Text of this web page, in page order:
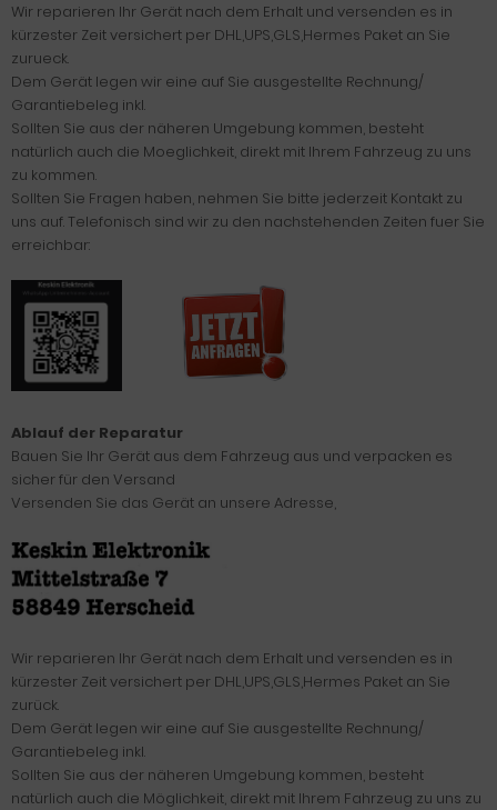
Wir reparieren Ihr Gerät nach dem Erhalt und versenden es in
kürzester Zeit versichert per DHL,UPS,GLS,Hermes Paket an Sie
zurueck.
Dem Gerät legen wir eine auf Sie ausgestellte Rechnung/
Garantiebeleg inkl.
Sollten Sie aus der näheren Umgebung kommen, besteht
natürlich auch die Moeglichkeit, direkt mit Ihrem Fahrzeug zu uns
zu kommen.
Sollten Sie Fragen haben, nehmen Sie bitte jederzeit Kontakt zu
uns auf. Telefonisch sind wir zu den nachstehenden Zeiten fuer Sie
erreichbar:
Ablauf der Reparatur
Bauen Sie Ihr Gerät aus dem Fahrzeug aus und verpacken es
sicher für den Versand
Versenden Sie das Gerät an unsere Adresse,
Wir reparieren Ihr Gerät nach dem Erhalt und versenden es in
kürzester Zeit versichert per DHL,UPS,GLS,Hermes Paket an Sie
zurück.
Dem Gerät legen wir eine auf Sie ausgestellte Rechnung/
Garantiebeleg inkl.
Sollten Sie aus der näheren Umgebung kommen, besteht
natürlich auch die Möglichkeit, direkt mit Ihrem Fahrzeug zu uns zu